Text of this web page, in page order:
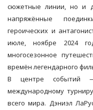
сюжетные линии, но и
напряжённые
героических и
июле, ноябре 2024
многосезонное
времён легендарного
В центре событий
международному
всего мира. Дэниэл